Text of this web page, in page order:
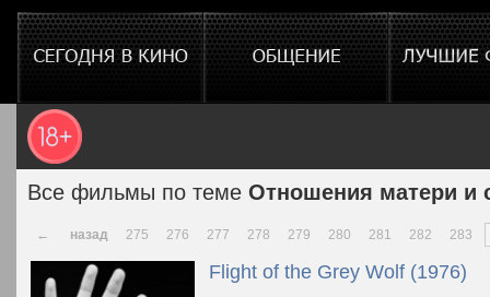
Все фильмы по теме Отношения матери и
← назад 275 276 277 278 279 280 281 282 283
Flight of the Grey Wolf (1976)